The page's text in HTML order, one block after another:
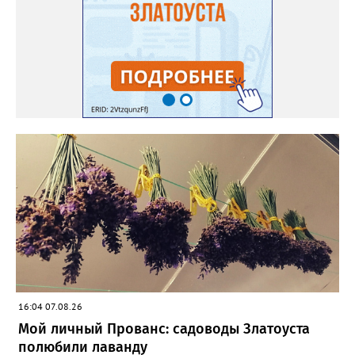
Екатерина Громова, специально для «Златоуст.инфо».
Обсуждение новости здесь
ВКОНТАКТЕ https://vk.com/newszlatoust74
16:04 07.08.26
Мой личный Прованс: садоводы Златоуста
полюбили лаванду